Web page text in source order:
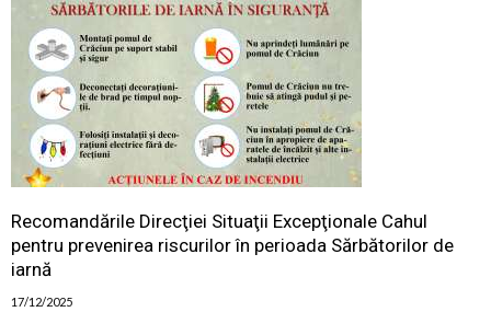
Recomandările Direcţiei Situaţii Excepţionale Cahul
pentru prevenirea riscurilor în perioada Sărbătorilor de
iarnă
17/12/2025